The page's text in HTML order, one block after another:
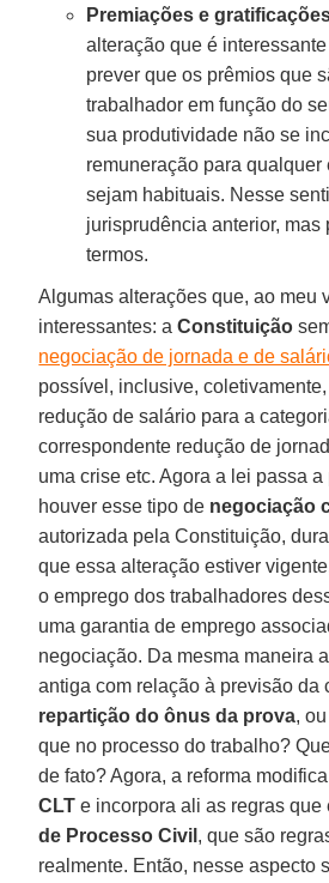
Premiações e
alteração que é
prever que os prêmios que
trabalhador em função do
sua produtividade não se
remuneração para qualquer
sejam habituais. Nesse
jurisprudência anterior, mas
termos.
Algumas alterações que, ao meu
interessantes: aConstituição
negociação de jornada e de
possível, inclusive,
redução de salário para a
correspondente redução de
uma crise etc. Agora a lei passa
houver esse tipo de negociação
autorizada pela Constituição,
que essa alteração estiver
o emprego dos trabalhadores
uma garantia de emprego
negociação. Da mesma maneira
antiga com relação à previsão da
repartição do ônus da prova,
que no processo do trabalho?
de fato? Agora, a reforma
CLT e incorpora ali as regras que
de Processo Civil , que são
realmente. Então, nesse aspecto